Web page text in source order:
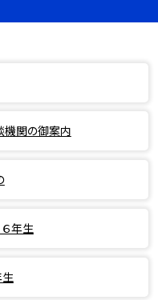
関の御案内
年生